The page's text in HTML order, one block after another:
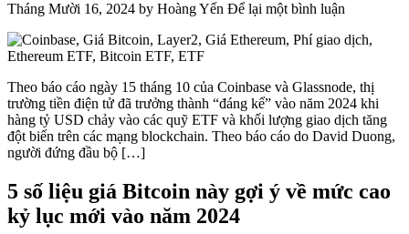
Tháng Mười 16, 2024 by Hoàng Yến Để lại một bình luận
Theo báo cáo ngày 15 tháng 10 của Coinbase và Glassnode, thị
trường tiền điện tử đã trưởng thành “đáng kể” vào năm 2024 khi
hàng tỷ USD chảy vào các quỹ ETF và khối lượng giao dịch tăng
đột biến trên các mạng blockchain. Theo báo cáo do David Duong,
người đứng đầu bộ […]
5 số liệu giá Bitcoin này gợi ý về mức cao
kỷ lục mới vào năm 2024